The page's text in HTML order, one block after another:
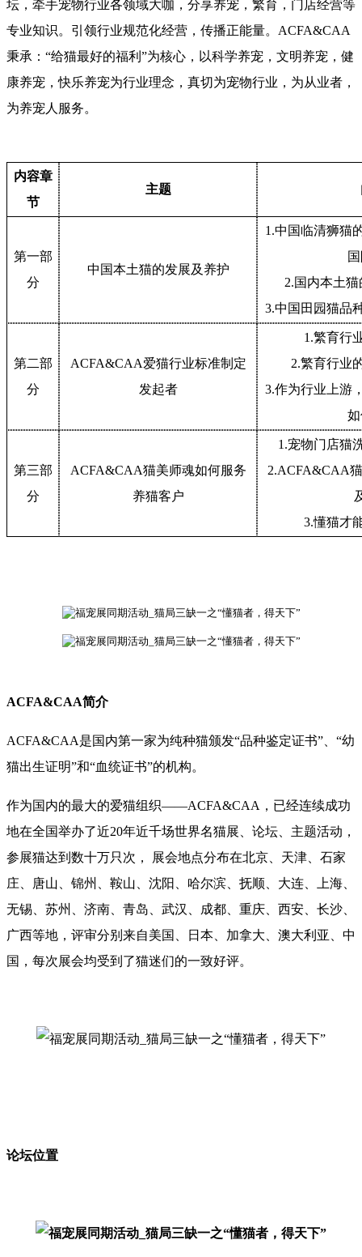
坛，牵手宠物行业各领域大咖，分享养宠，繁育，门店经营等
专业知识。引领行业规范化经营，传播正能量。ACFA&CAA
秉承：“给猫最好的福利”为核心，以科学养宠，文明养宠，健
康养宠，快乐养宠为行业理念，真切为宠物行业，为从业者，
为养宠人服务。
内容章
节
主题
第一部
分
中国本土猫的发展及养护
1.中国临清狮猫
2.国内本土
3.中国田园猫品
第二部
分
ACFA&CAA爱猫行业标准制定
发起者
1.繁育行
2.繁育行业
3.作为行业上游
第三部
分
ACFA&CAA猫美师魂如何服务
养猫客户
1.宠物门店猫
2.ACFA&CAA
3.懂猫才
ACFA&CAA简介
ACFA&CAA是国内第一家为纯种猫颁发“品种鉴定证书”、“幼
猫出生证明”和“血统证书”的机构。
作为国内的最大的爱猫组织——ACFA&CAA，已经连续成功
地在全国举办了近20年近千场世界名猫展、论坛、主题活动，
参展猫达到数十万只次， 展会地点分布在北京、天津、石家
庄、唐山、锦州、鞍山、沈阳、哈尔滨、抚顺、大连、上海、
无锡、苏州、济南、青岛、武汉、成都、重庆、西安、长沙、
广西等地，评审分别来自美国、日本、加拿大、澳大利亚、中
国，每次展会均受到了猫迷们的一致好评。
论坛位置